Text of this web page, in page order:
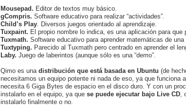
Mousepad. Editor de textos muy básico.
gCompris. Software educativo para realizar “actividades”.
Child’s Play . Diversos juegos orientado al aprendizaje.
Tuxpaint. El propio nombre lo indica, es una aplicación para que
Tuxmath. Software educativo para aprender matemáticas de una
Tuxtyping. Parecido al Tuxmath pero centrado en aprender el
Laby. Juego de laberintos (aunque sólo es una “demo”.
Qimo es una distribución que está basada en Ubuntu (de
necesitamos un equipo potente ni nada de eso, ya que funciona
necesita 6 Giga Bytes de espacio en el disco duro. Y con un
instalarlo en el equipo, ya que se puede ejecutar bajo Live CD
instalarlo finalmente o no.